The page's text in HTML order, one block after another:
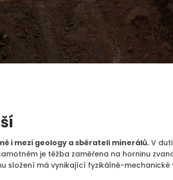
i mezi geology a sběrateli minerálů. V
je těžba zaměřena na horninu
složení má vynikající fyzikálně-